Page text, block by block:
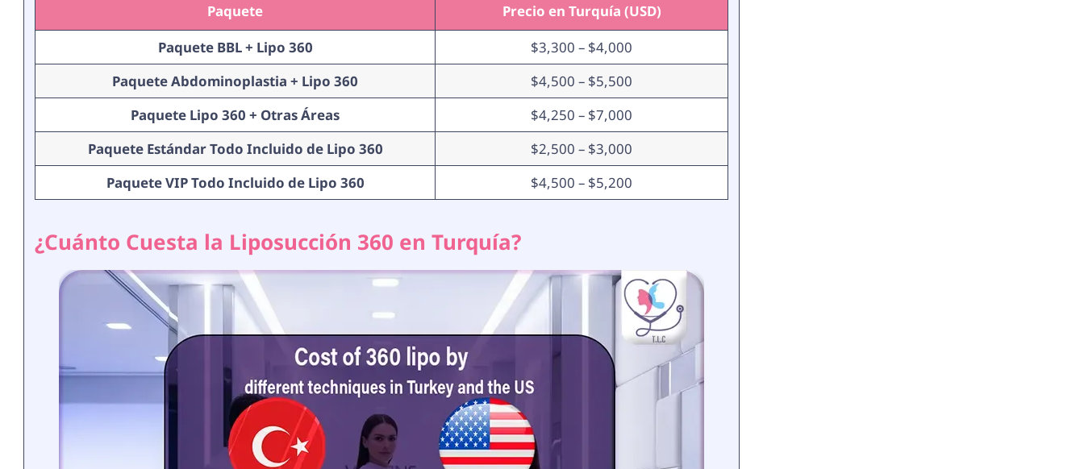
Paquete
Precio en Turquía (USD)
Paquete BBL + Lipo 360
$3,300 – $4,000
Paquete Abdominoplastia + Lipo 360
$4,500 – $5,500
Paquete Lipo 360 + Otras Áreas
$4,250 – $7,000
Paquete Estándar Todo Incluido de Lipo 360
$2,500 – $3,000
Paquete VIP Todo Incluido de Lipo 360
$4,500 – $5,200
¿Cuánto Cuesta la Liposucción 360 en Turquía?